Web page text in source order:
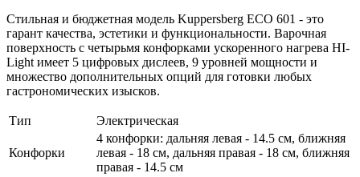
Стильная и бюджетная модель Kuppersberg ECO 601 - это
гарант качества, эстетики и функциональности. Варочная
поверхность с четырьмя конфорками ускоренного нагрева HI-
Light имеет 5 цифровых дислеев, 9 уровней мощности и
множество дополнительных опций для готовки любых
гастрономических изысков.
Тип Электрическая
Конфорки
4 конфорки: дальняя левая - 14.5 см, ближняя
левая - 18 см, дальняя правая - 18 см, ближняя
правая - 14.5 см